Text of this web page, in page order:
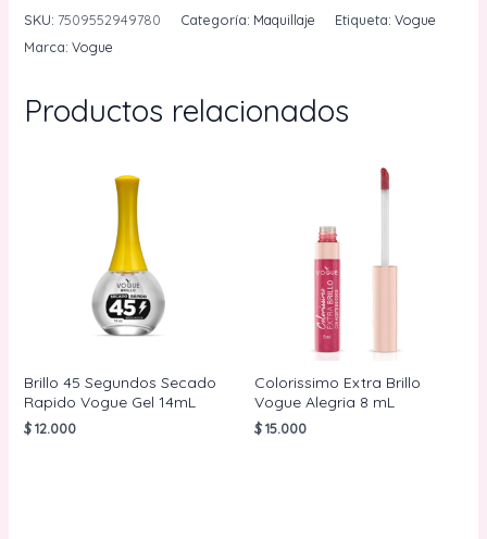
Resist
Larga
Natural
SKU: 7509552949780 Categoría: Maquillaje Etiqueta: Vogue
Marca: Vogue
Productos relacionados
Brillo 45 Segundos Secado
Rapido Vogue Gel 14mL
$12.000
Colorissimo Extra Brillo
Vogue Alegria 8 mL
$15.000